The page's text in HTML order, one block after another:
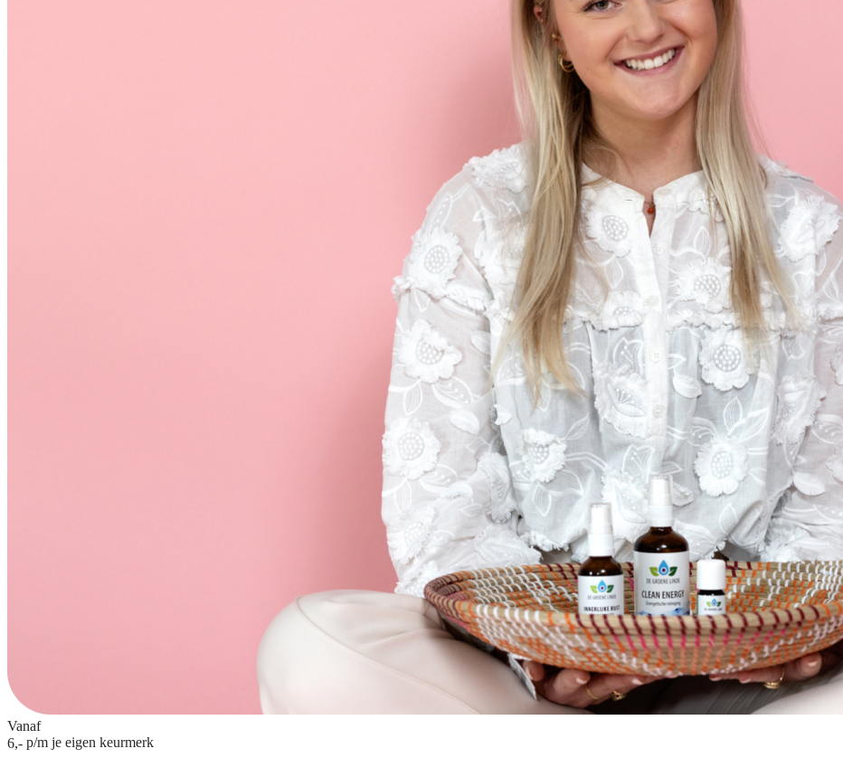
Vanaf
6,- p/m je eigen keurmerk